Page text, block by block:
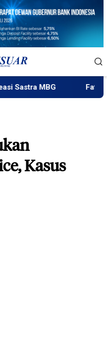
MBG Fatek Untad
Kasus